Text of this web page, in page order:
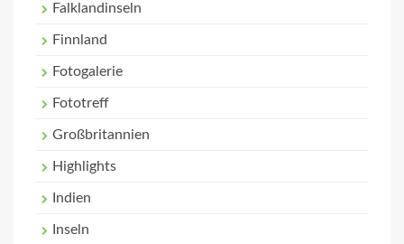
Falklandinseln
Finnland
Fotogalerie
Fototreff
Großbritannien
Highlights
Indien
Inseln